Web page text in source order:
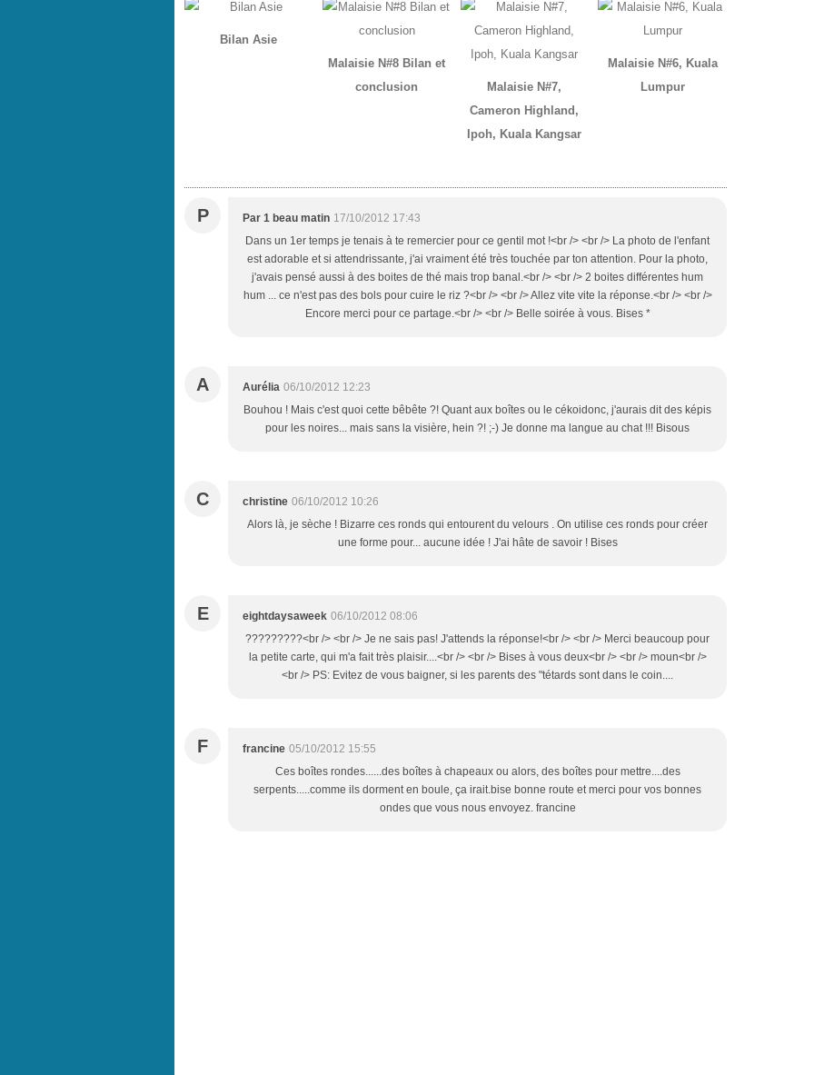
Bilan Asie
Malaisie N#8 Bilan et
conclusion
Malaisie N#7,
Cameron Highland,
Ipoh, Kuala Kangsar
Malaisie N#6, Kuala
Lumpur
P Par 1 beau matin 17/10/2012 17:43
Dans un 1er temps je tenais à te remercier pour ce gentil mot !<br /> <br /> La photo de l'enfant
est adorable et si attendrissante, j'ai vraiment été très touchée par ton attention. Pour la photo,
j'avais pensé aussi à des boites de thé mais trop banal.<br /> <br /> 2 boites différentes hum
hum ... ce n'est pas des bols pour cuire le riz ?<br /> <br /> Allez vite vite la réponse.<br /> <br />
Encore merci pour ce partage.<br /> <br /> Belle soirée à vous. Bises *
A Aurélia 06/10/2012 12:23
Bouhou ! Mais c'est quoi cette bêbête ?! Quant aux boîtes ou le cékoidonc, j'aurais dit des képis
pour les noires... mais sans la visière, hein ?! ;-) Je donne ma langue au chat !!! Bisous
C christine 06/10/2012 10:26
Alors là, je sèche ! Bizarre ces ronds qui entourent du velours . On utilise ces ronds pour créer
une forme pour... aucune idée ! J'ai hâte de savoir ! Bises
E eightdaysaweek 06/10/2012 08:06
?????????<br /> <br /> Je ne sais pas! J'attends la réponse!<br /> <br /> Merci beaucoup pour
la petite carte, qui m'a fait très plaisir....<br /> <br /> Bises à vous deux<br /> <br /> moun<br />
<br /> PS: Evitez de vous baigner, si les parents des "tétards sont dans le coin....
F francine 05/10/2012 15:55
Ces boîtes rondes......des boîtes à chapeaux ou alors, des boîtes pour mettre....des
serpents.....comme ils dorment en boule, ça irait.bise bonne route et merci pour vos bonnes
ondes que vous nous envoyez. francine